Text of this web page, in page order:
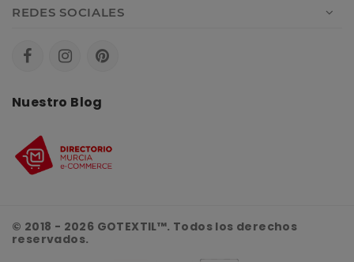
REDES SOCIALES
Nuestro Blog
© 2018 - 2026 GOTEXTIL™. Todos los derechos
reservados.